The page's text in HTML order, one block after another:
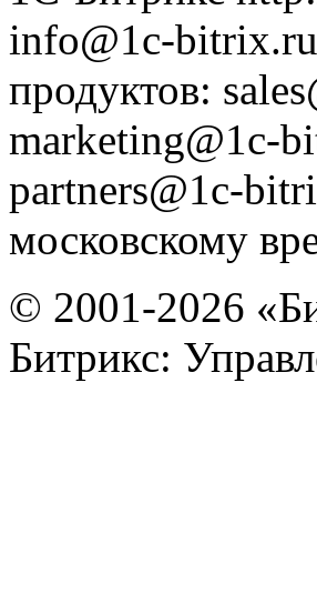
info@1c-bitrix.ru
продуктов:
marketing@1c-
partners@1c-
московскому
© 2001-2026
Битрикс: